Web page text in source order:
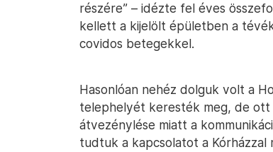
részére” – idézte fel éves
kellett a kijelölt épületben a
covidos betegekkel.
Hasonlóan nehéz dolguk volt a
telephelyét keresték meg, de ott
átvezénylése miatt a
tudtuk a kapcsolatot a Kórházzal